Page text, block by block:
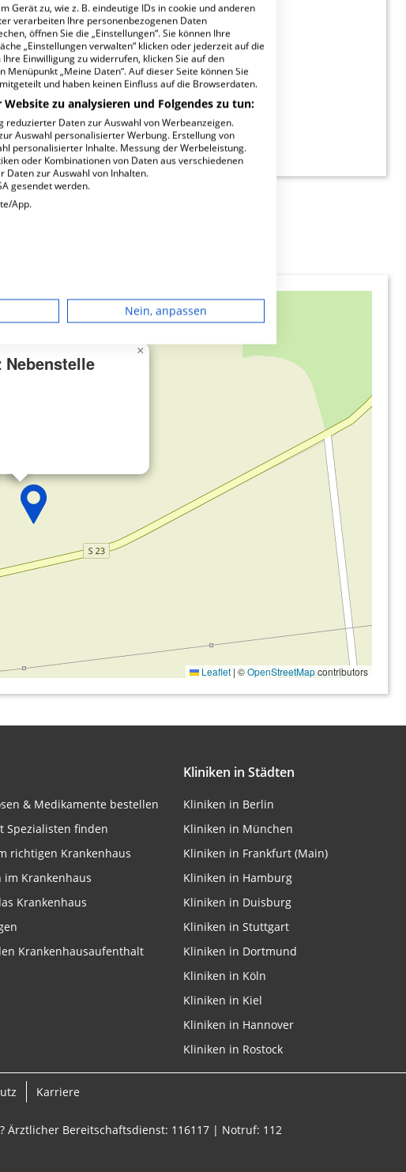
Wurzen?
Wurzen?
Nebenstelle
×
Leaflet | ©OpenStreetMapcontributors
& Medikamente bestellen
Spezialisten finden
richtigen Krankenhaus
Krankenhaus
Krankenhaus
Krankenhausaufenthalt
Kliniken in Städten
Kliniken in Berlin
Kliniken in München
Kliniken in Frankfurt (Main)
Kliniken in Hamburg
Kliniken in Duisburg
Kliniken in Stuttgart
Kliniken in Dortmund
Kliniken in Köln
Kliniken in Kiel
Kliniken in Hannover
Kliniken in Rostock
Karriere
Bereitschaftsdienst: 116117 | Notruf: 112
zu, wie z. B. eindeutige IDs in cookie und anderen
verarbeiten Ihre personenbezogenen Daten
öffnen Sie die „Einstellungen“. Sie können Ihre
„Einstellungen verwalten“ klicken oder jederzeit auf die
Einwilligung zu widerrufen, klicken Sie auf den
„Meine Daten“. Auf dieser Seite können Sie
und haben keinen Einfluss auf die Browserdaten.
zu analysieren und Folgendes zu tun:
Daten zur Auswahl von Werbeanzeigen.
Auswahl personalisierter Werbung. Erstellung von
personalisierter Inhalte. Messung der Werbeleistung.
oder Kombinationen von Daten aus verschiedenen
Daten zur Auswahl von Inhalten.
gesendet werden.
App.
von Daten aus
Nein, anpassen